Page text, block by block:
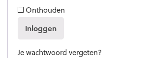
Onthouden
Inloggen
Je wachtwoord vergeten?